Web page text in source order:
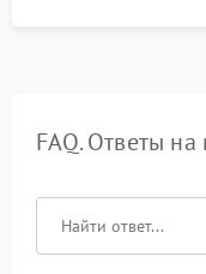
FAQ. Ответы